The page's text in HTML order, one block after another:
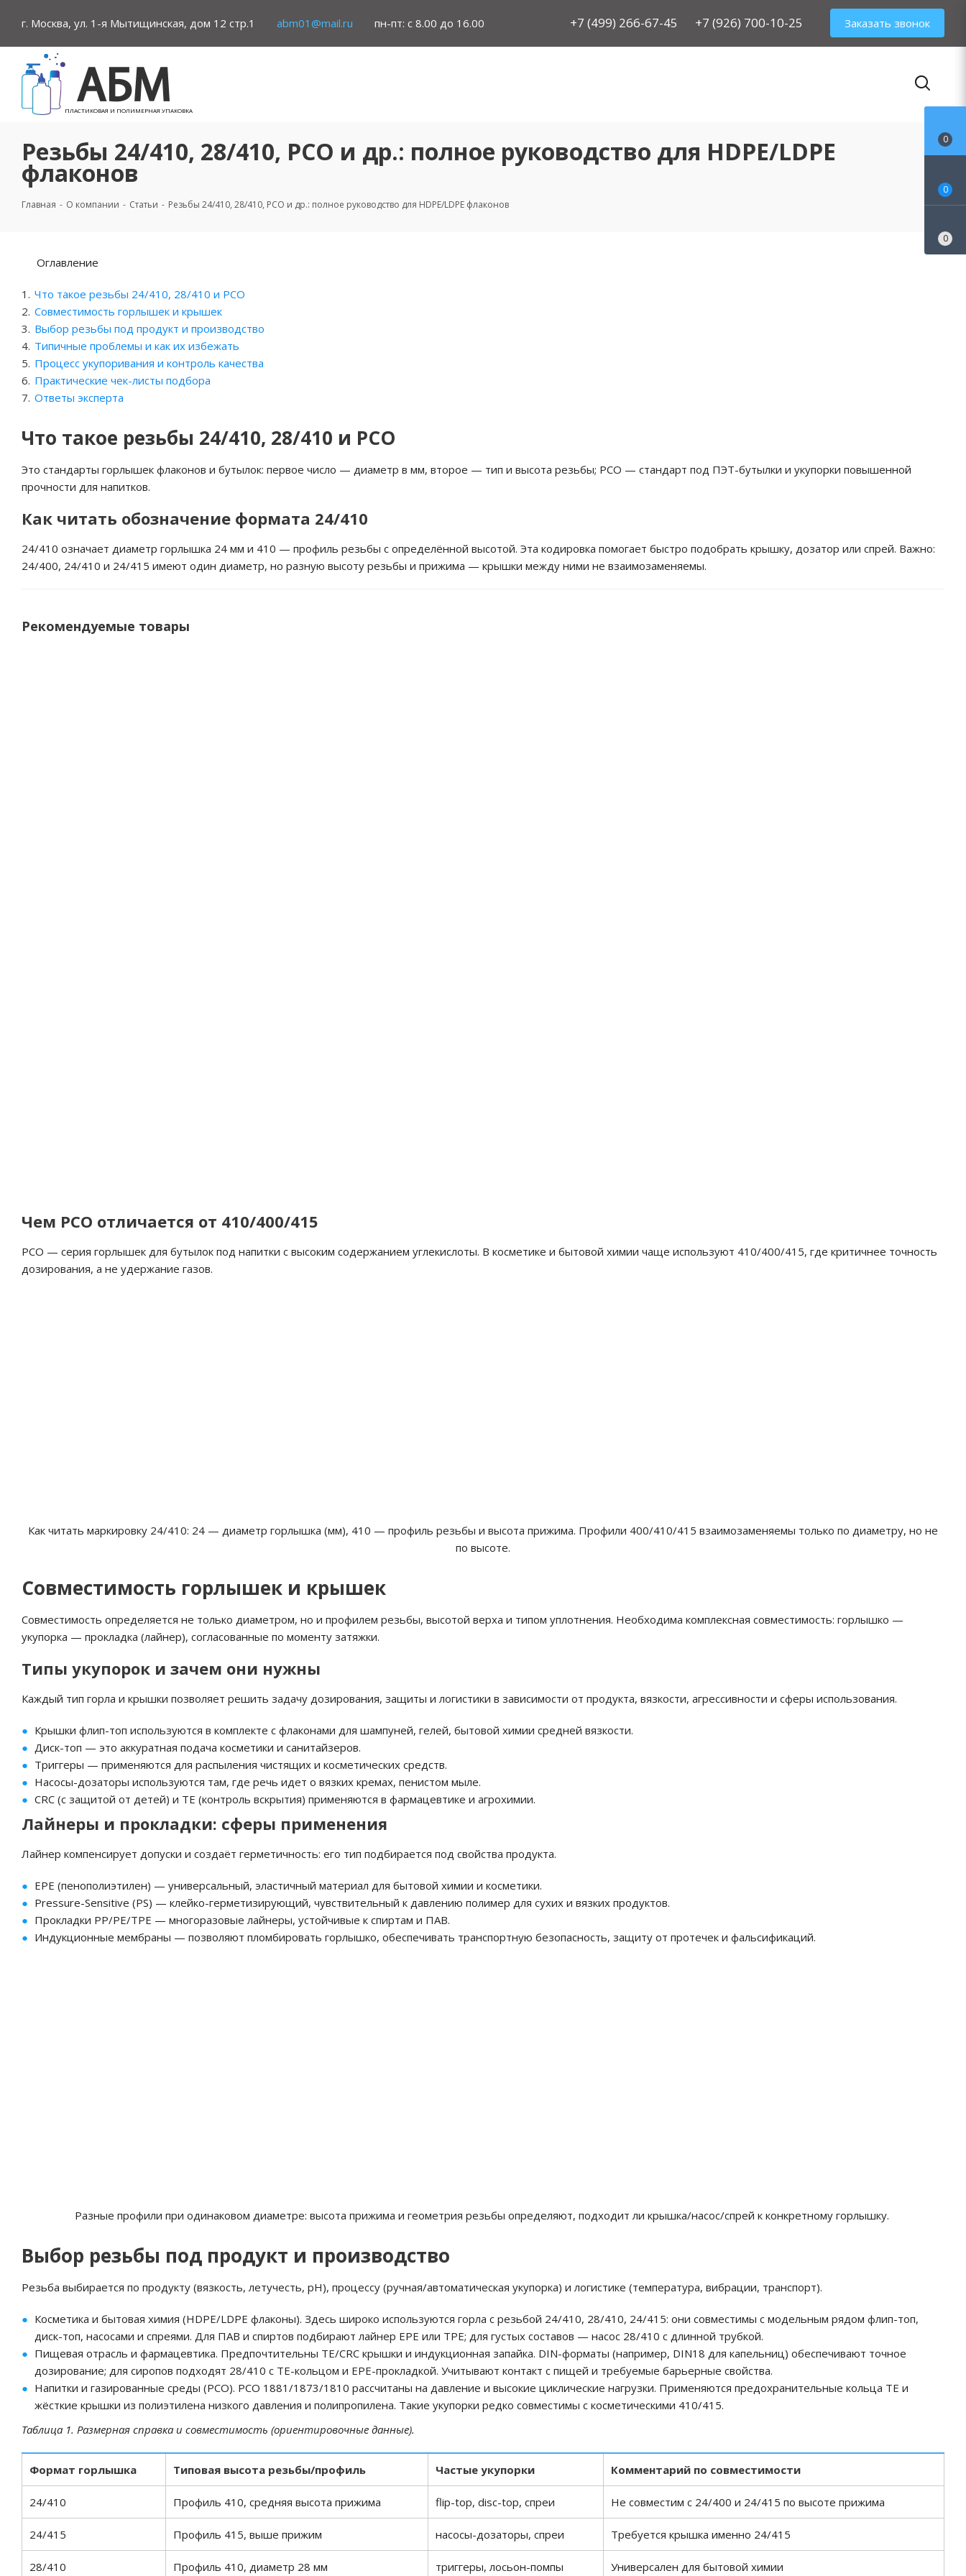
г. Москва, ул. 1-я Мытищинская, дом 12 стр.1 abm01@mail.ru пн-пт: с 8.00 до 16.00 +7 (499) 266-67-45 +7 (926) 700-10-25 Заказать звонок
ПЛАСТИКОВАЯ И ПОЛИМЕРНАЯ УПАКОВКА
Резьбы 24/410, 28/410, PCO и др.: полное руководство для HDPE/LDPE
флаконов
Главная - О компании - Статьи - Резьбы 24/410, 28/410, PCO и др.: полное руководство для HDPE/LDPE флаконов
Оглавление
Что такое резьбы 24/410, 28/410 и PCO
Совместимость горлышек и крышек
Выбор резьбы под продукт и производство
Типичные проблемы и как их избежать
Процесс укупоривания и контроль качества
Практические чек-листы подбора
Ответы эксперта
Что такое резьбы 24/410, 28/410 и PCO
Это стандарты горлышек флаконов и бутылок: первое число — диаметр в мм, второе — тип и высота резьбы; PCO — стандарт под ПЭТ-бутылки и укупорки повышенной
прочности для напитков.
Как читать обозначение формата 24/410
24/410 означает диаметр горлышка 24 мм и 410 — профиль резьбы с определённой высотой. Эта кодировка помогает быстро подобрать крышку, дозатор или спрей. Важно:
24/400, 24/410 и 24/415 имеют один диаметр, но разную высоту резьбы и прижима — крышки между ними не взаимозаменяемы.
Рекомендуемые товары
Чем PCO отличается от 410/400/415
PCO — серия горлышек для бутылок под напитки с высоким содержанием углекислоты. В косметике и бытовой химии чаще используют 410/400/415, где критичнее точность
дозирования, а не удержание газов.
Как читать маркировку 24/410: 24 — диаметр горлышка (мм), 410 — профиль резьбы и высота прижима. Профили 400/410/415 взаимозаменяемы только по диаметру, но не
по высоте.
Совместимость горлышек и крышек
Совместимость определяется не только диаметром, но и профилем резьбы, высотой верха и типом уплотнения. Необходима комплексная совместимость: горлышко —
укупорка — прокладка (лайнер), согласованные по моменту затяжки.
Типы укупорок и зачем они нужны
Каждый тип горла и крышки позволяет решить задачу дозирования, защиты и логистики в зависимости от продукта, вязкости, агрессивности и сферы использования.
Крышки флип-топ используются в комплекте с флаконами для шампуней, гелей, бытовой химии средней вязкости.
Диск-топ — это аккуратная подача косметики и санитайзеров.
Триггеры — применяются для распыления чистящих и косметических средств.
Насосы-дозаторы используются там, где речь идет о вязких кремах, пенистом мыле.
CRC (с защитой от детей) и TE (контроль вскрытия) применяются в фармацевтике и агрохимии.
Лайнеры и прокладки: сферы применения
Лайнер компенсирует допуски и создаёт герметичность: его тип подбирается под свойства продукта.
EPE (пенополиэтилен) — универсальный, эластичный материал для бытовой химии и косметики.
Pressure-Sensitive (PS) — клейко-герметизирующий, чувствительный к давлению полимер для сухих и вязких продуктов.
Прокладки PP/PE/TPE — многоразовые лайнеры, устойчивые к спиртам и ПАВ.
Индукционные мембраны — позволяют пломбировать горлышко, обеспечивать транспортную безопасность, защиту от протечек и фальсификаций.
Разные профили при одинаковом диаметре: высота прижима и геометрия резьбы определяют, подходит ли крышка/насос/спрей к конкретному горлышку.
Выбор резьбы под продукт и производство
Резьба выбирается по продукту (вязкость, летучесть, pH), процессу (ручная/автоматическая укупорка) и логистике (температура, вибрации, транспорт).
Косметика и бытовая химия (HDPE/LDPE флаконы). Здесь широко используются горла с резьбой 24/410, 28/410, 24/415: они совместимы с модельным рядом флип-топ,
диск-топ, насосами и спреями. Для ПАВ и спиртов подбирают лайнер EPE или TPE; для густых составов — насос 28/410 с длинной трубкой.
Пищевая отрасль и фармацевтика. Предпочтительны TE/CRC крышки и индукционная запайка. DIN-форматы (например, DIN18 для капельниц) обеспечивают точное
дозирование; для сиропов подходят 28/410 с TE-кольцом и EPE-прокладкой. Учитывают контакт с пищей и требуемые барьерные свойства.
Напитки и газированные среды (PCO). PCO 1881/1873/1810 рассчитаны на давление и высокие циклические нагрузки. Применяются предохранительные кольца TE и
жёсткие крышки из полиэтилена низкого давления и полипропилена. Такие укупорки редко совместимы с косметическими 410/415.
Таблица 1. Размерная справка и совместимость (ориентировочные данные).
Формат горлышка Типовая высота резьбы/профиль Частые укупорки Комментарий по совместимости
24/410 Профиль 410, средняя высота прижима flip-top, disc-top, спреи Не совместим с 24/400 и 24/415 по высоте прижима
24/415 Профиль 415, выше прижим насосы-дозаторы, спреи Требуется крышка именно 24/415
28/410 Профиль 410, диаметр 28 мм триггеры, лосьон-помпы Универсален для бытовой химии
0
0
0